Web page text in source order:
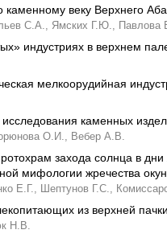
веку Верхнего
С.А., Ямских Г.Ю., Павлова
индустриях в верхнем
мелкоорудийная
исследования каменных
О.И., Вебер А.В.
захода солнца в
мифологии жречества
Е.Г., Шептунов Г.С.,
из верхней
Н.В.